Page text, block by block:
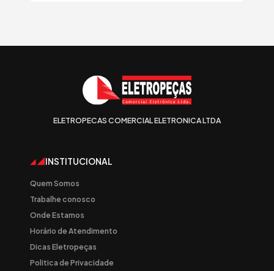
ELETROPECAS COMERCIAL ELETRONICA LTDA
INSTITUCIONAL
Quem Somos
Trabalhe conosco
Onde Estamos
Horário de Atendimento
Dicas Eletropeças
Politica de Privacidade